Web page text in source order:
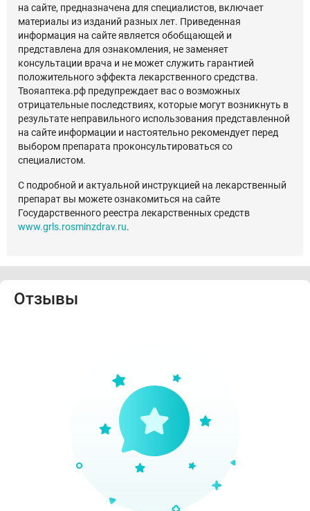
на сайте, предназначена для специалистов, включает
материалы из изданий разных лет. Приведенная
информация на сайте является обобщающей и
представлена для ознакомления, не заменяет
консультации врача и не может служить гарантией
положительного эффекта лекарственного средства.
Твояаптека.рф предупреждает вас о возможных
отрицательные последствиях, которые могут возникнуть в
результате неправильного использования представленной
на сайте информации и настоятельно рекомендует перед
выбором препарата проконсультироваться со
специалистом.
С подробной и актуальной инструкцией на лекарственный
препарат вы можете ознакомиться на сайте
Государственного реестра лекарственных средств
www.grls.rosminzdrav.ru.
Отзывы